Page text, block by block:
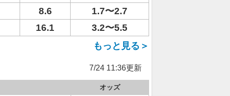
8.6
1.7〜2.7
16.1
3.2〜5.5
もっと見る＞
7/24 11:36更新
オッズ